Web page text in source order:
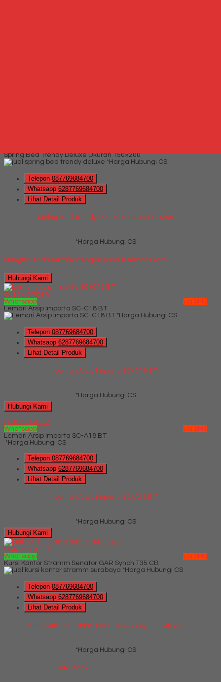
Spring Bed Trendy Deluxe Ukuran 150×200
*Harga Hubungi CS
Telepon 087769684700
Whatsapp 6287769684700
Lihat Detail Produk
Spring Bed Trendy Deluxe Ukuran 150x200
*Harga Hubungi CS
Mungkin Anda tertarik dengan produk terbaru kami
Hubungi Kami
QUICK ORDER
Whatsapp
via SMS
Lemari Arsip Importa SC-C18 BT
*Harga Hubungi CS
Telepon 087769684700
Whatsapp 6287769684700
Lihat Detail Produk
Lemari Arsip Importa SC-C18 BT
*Harga Hubungi CS
Hubungi Kami
QUICK ORDER
Whatsapp
via SMS
Lemari Arsip Importa SC-A18 BT
*Harga Hubungi CS
Telepon 087769684700
Whatsapp 6287769684700
Lihat Detail Produk
Lemari Arsip Importa SC-A18 BT
*Harga Hubungi CS
Hubungi Kami
QUICK ORDER
Whatsapp
via SMS
Kursi Kantor Stramm Senator GAR Synch T35 CB
*Harga Hubungi CS
Telepon 087769684700
Whatsapp 6287769684700
Lihat Detail Produk
Kursi Kantor Stramm Senator GAR Synch T35 CB
*Harga Hubungi CS
Info Bank